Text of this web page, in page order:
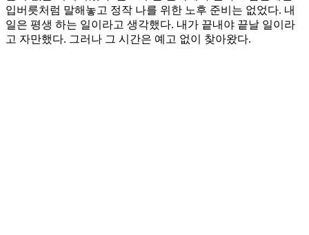
입버릇처럼 말해놓고 정작 나를 위한 노후 준비는 없었다. 내
일은 평생 하는 일이라고 생각했다. 내가 끝내야 끝날 일이라
고 자만했다. 그러나 그 시간은 예고 없이 찾아왔다.